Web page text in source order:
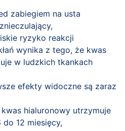
zabiegiem na usta
ryzyko reakcji
wynika z tego, że kwas
w ludzkich tkankach
efekty widoczne są zaraz
kwas hialuronowy utrzymuje
12 miesięcy,